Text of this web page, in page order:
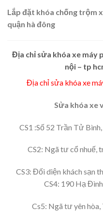
Lắp đặt khóa chống trộm
quận hà đông
Địa chỉ sửa khóa xe máy
nội – tp
Địa chỉ sửa khóa xe
Sửa khóa xe
CS1 :Số 52 Trần Tử
CS2: Ngã tư cổ nhuế,
CS3: Đối diện khách sạn
CS4: 190 Hạ
Cs5: Ngã tư yên